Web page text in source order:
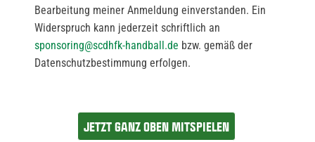
Bearbeitung meiner Anmeldung einverstanden. Ein
Widerspruch kann jederzeit schriftlich an
sponsoring@scdhfk-handball.de bzw. gemäß der
Datenschutzbestimmung erfolgen.